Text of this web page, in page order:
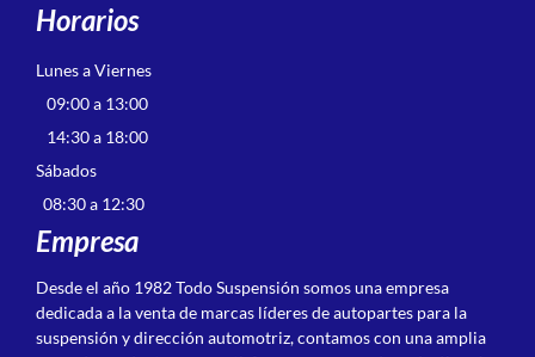
Horarios
Lunes a Viernes
09:00 a 13:00
14:30 a 18:00
Sábados
08:30 a 12:30
Empresa
Desde el año 1982 Todo Suspensión somos una empresa
dedicada a la venta de marcas líderes de autopartes para la
suspensión y dirección automotriz, contamos con una amplia